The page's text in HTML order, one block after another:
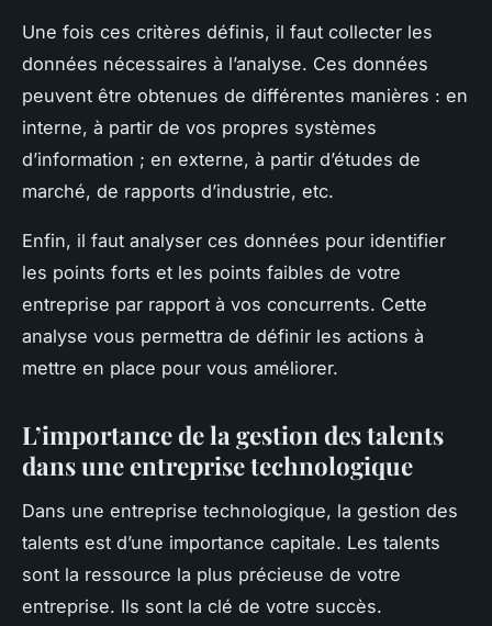
Une fois ces critères définis, il faut collecter les
données nécessaires à l’analyse. Ces données
peuvent être obtenues de différentes manières : en
interne, à partir de vos propres systèmes
d’information ; en externe, à partir d’études de
marché, de rapports d’industrie, etc.
Enfin, il faut analyser ces données pour identifier
les points forts et les points faibles de votre
entreprise par rapport à vos concurrents. Cette
analyse vous permettra de définir les actions à
mettre en place pour vous améliorer.
L’importance de la gestion des talents
dans une entreprise technologique
Dans une entreprise technologique, la gestion des
talents est d’une importance capitale. Les talents
sont la ressource la plus précieuse de votre
entreprise. Ils sont la clé de votre succès.